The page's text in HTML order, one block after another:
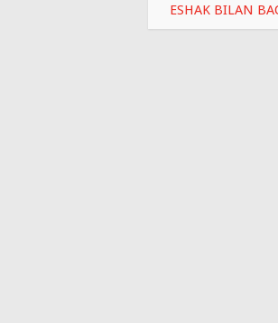
ESHAK BILAN